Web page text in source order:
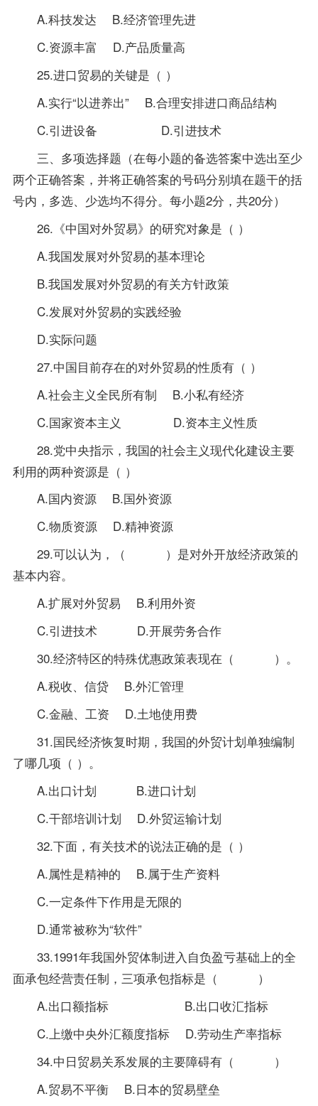
A.科技发达 B.经济管理先进
C.资源丰富 D.产品质量高
25.进口贸易的关键是（ ）
A.实行“以进养出” B.合理安排进口商品结构
C.引进设备 D.引进技术
三、多项选择题（在每小题的备选答案中选出至少
两个正确答案，并将正确答案的号码分别填在题干的括
号内，多选、少选均不得分。每小题2分，共20分）
26.《中国对外贸易》的研究对象是（ ）
A.我国发展对外贸易的基本理论
B.我国发展对外贸易的有关方针政策
C.发展对外贸易的实践经验
D.实际问题
27.中国目前存在的对外贸易的性质有（ ）
A.社会主义全民所有制 B.小私有经济
C.国家资本主义 D.资本主义性质
28.党中央指示，我国的社会主义现代化建设主要
利用的两种资源是（ ）
A.国内资源 B.国外资源
C.物质资源 D.精神资源
29.可以认为，（ ）是对外开放经济政策的
基本内容。
A.扩展对外贸易 B.利用外资
C.引进技术 D.开展劳务合作
30.经济特区的特殊优惠政策表现在（ ）。
A.税收、信贷 B.外汇管理
C.金融、工资 D.土地使用费
31.国民经济恢复时期，我国的外贸计划单独编制
了哪几项（ ）。
A.出口计划 B.进口计划
C.干部培训计划 D.外贸运输计划
32.下面，有关技术的说法正确的是（ ）
A.属性是精神的 B.属于生产资料
C.一定条件下作用是无限的
D.通常被称为“软件”
33.1991年我国外贸体制进入自负盈亏基础上的全
面承包经营责任制，三项承包指标是（ ）
A.出口额指标 B.出口收汇指标
C.上缴中央外汇额度指标 D.劳动生产率指标
34.中日贸易关系发展的主要障碍有（ ）
A.贸易不平衡 B.日本的贸易壁垒